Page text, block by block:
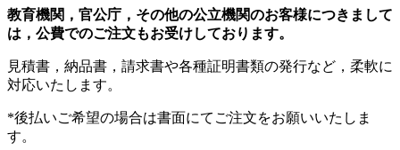
教育機関，官公庁，その他の公立機関のお客様につきまして
は，公費でのご注文もお受けしております。
見積書，納品書，請求書や各種証明書類の発行など，柔軟に
対応いたします。
*後払いご希望の場合は書面にてご注文をお願いいたしま
す。